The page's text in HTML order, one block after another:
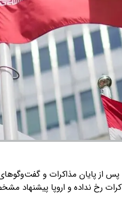
از پایان مذاکرات و گفت‌وگوهای
رخ نداده و اروپا پیشنهاد